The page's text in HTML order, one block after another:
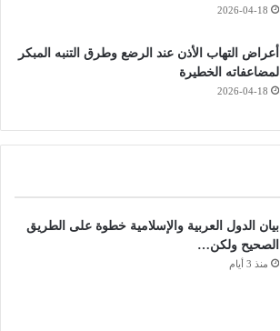
2026-04-18
أعراض التهاب الأذن عند الرضع وطرق التنبه المبكر
لمضاعفاته الخطيرة
2026-04-18
بيان الدول العربية والإسلامية خطوة على الطريق
الصحيح ولكن…
منذ 3 أيام